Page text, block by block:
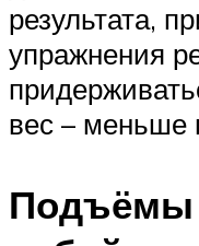
результата,
упражнения
вес – меньше
Подъёмы